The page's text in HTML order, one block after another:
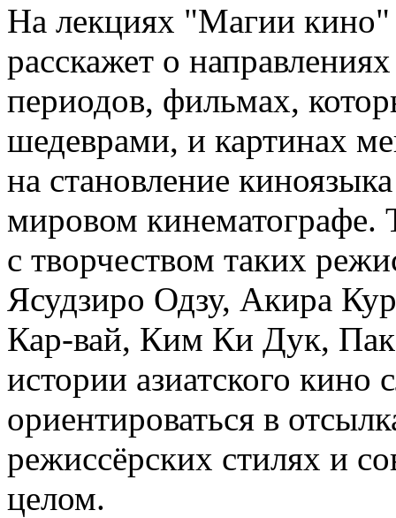
На лекциях "Магии
расскажет о
периодов, фильмах,
шедеврами, и картинах
на становление
мировом кинематографе.
с творчеством таких
Ясудзиро Одзу, Акира
Кар-вай, Ким Ки Дук,
истории азиатского кино
ориентироваться в
режиссёрских стилях и
целом.